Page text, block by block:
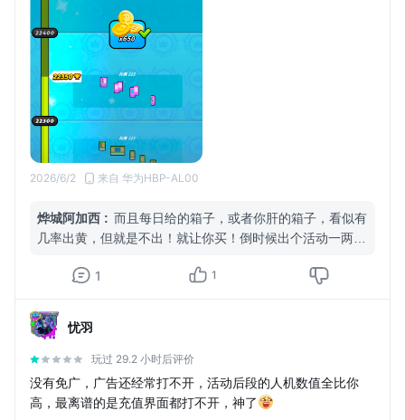
爬，无底洞！就是让你们无限氪金！
2026/6/2 来自 华为HBP-AL00
烨城阿加西 : 而且每日给的箱子，或者你肝的箱子，看似有
几率出黄，但就是不出！就让你买！倒时候出个活动一两百
1 1
忧羽
玩过 29.2 小时后评价
没有免广，广告还经常打不开，活动后段的人机数值全比你
高，最离谱的是充值界面都打不开，神了